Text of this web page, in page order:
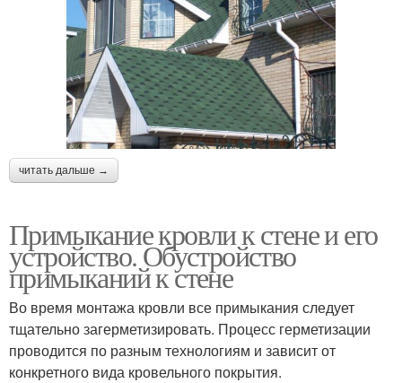
читать дальше →
Примыкание кровли к стене и его
устройство. Обустройство
примыканий к стене
Во время монтажа кровли все примыкания следует
тщательно загерметизировать. Процесс герметизации
проводится по разным технологиям и зависит от
конкретного вида кровельного покрытия.